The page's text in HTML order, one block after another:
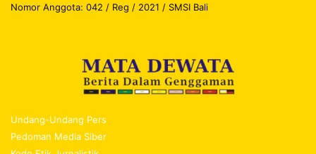
Nomor Anggota: 042 / Reg / 2021 / SMSI Bali
Undang-Undang Pers
Pedoman Media Siber